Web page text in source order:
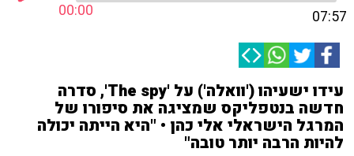
00:00 07:57
עידו ישעיהו ('וואלה') על 'The spy', סדרה
חדשה בנטפליקס שמציגה את סיפורו של
המרגל הישראלי אלי כהן • "היא הייתה יכולה
להיות הרבה יותר טובה"